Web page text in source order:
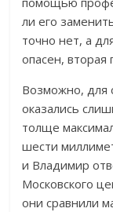
ли его
точно нет, а
опасен, вторая
Возможно, для
оказались
толще
шести
и Владимир
Московского
они сравнили